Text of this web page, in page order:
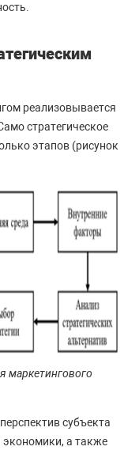
реализовывается
стратегическое
этапов (рисунок
маркетингового
субъекта
экономики, а также